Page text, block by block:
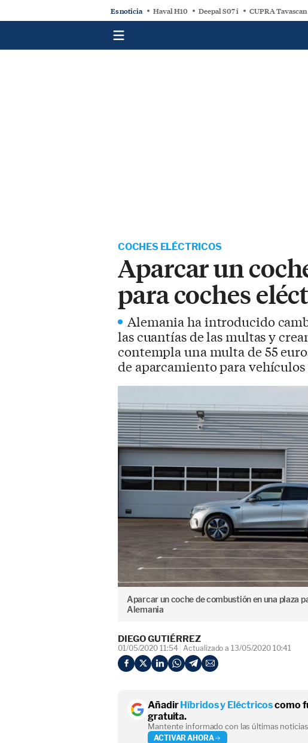
Es noticia Haval H10 Deepal S07 i CUPRA Tavascan
COCHES ELÉCTRICOS
Aparcar un
para coches
Alemania ha introducido
las cuantías de las multas y
contempla una multa de 55
de aparcamiento para
Aparcar un coche de combustión en una plaza
Alemania
DIEGO GUTIÉRREZ
01/05/2020 11:54 Actualizado a 13/05/2020 10:41
AñadirHíbridos y Eléctricoscomo
gratuita.
Mantente informado con las últimas noticias
ACTIVAR AHORA